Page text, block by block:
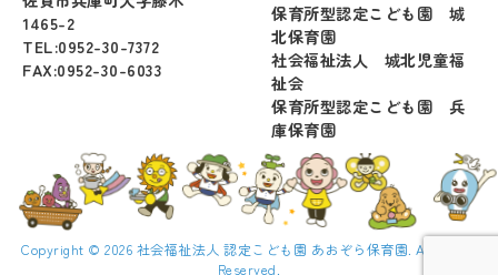
1465-2
TEL:0952-30-7372
FAX:0952-30-6033
保育所型認定こども園 城
北保育園
社会福祉法人 城北児童福
祉会
保育所型認定こども園 兵
庫保育園
Copyright © 2026 社会福祉法人 認定こども園 あおぞら保育園. All Rights
Reserved.